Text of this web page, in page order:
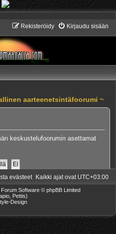
Kirjaudu sisään
Rekisteröidy
aarteenetsintäfoorumi ~
keskustelufoorumin asettamat
Kaikki ajat ovat UTC+03:00
evästeet
Software © phpBB Limited
Pettis)
Design